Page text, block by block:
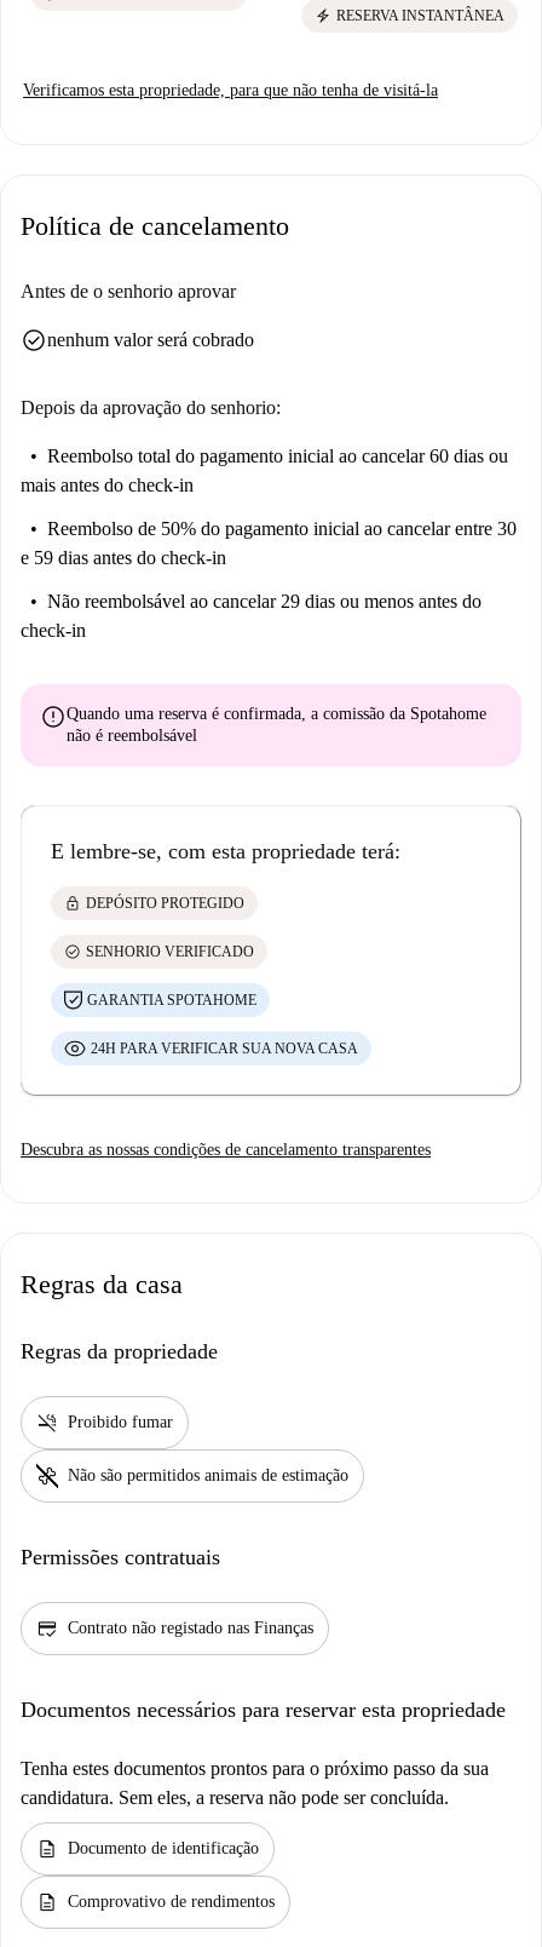
electric_bolt RESERVA INSTANTÂNEA
Verificamos esta propriedade, para que não tenha de visitá-la
Política de cancelamento
Antes de o senhorio aprovar
check_circlenenhum valor será cobrado
Depois da aprovação do senhorio:
Reembolso total do pagamento inicial ao cancelar 60 dias ou
mais antes do check-in
Reembolso de 50% do pagamento inicial ao cancelar entre 30
e 59 dias antes do check-in
Não reembolsável ao cancelar 29 dias ou menos antes do
check-in
errorQuando uma reserva é confirmada, a comissão da Spotahome
não é reembolsável
E lembre-se, com esta propriedade terá:
lock DEPÓSITO PROTEGIDO
check_circle SENHORIO VERIFICADO
GARANTIA SPOTAHOME
24H PARA VERIFICAR SUA NOVA CASA
Descubra as nossas condições de cancelamento transparentes
Regras da casa
Regras da propriedade
smoke_free Proibido fumar
pet_supplies Não são permitidos animais de estimação
Permissões contratuais
credit_score Contrato não registado nas Finanças
Documentos necessários para reservar esta propriedade
Tenha estes documentos prontos para o próximo passo da sua
candidatura. Sem eles, a reserva não pode ser concluída.
description Documento de identificação
description Comprovativo de rendimentos